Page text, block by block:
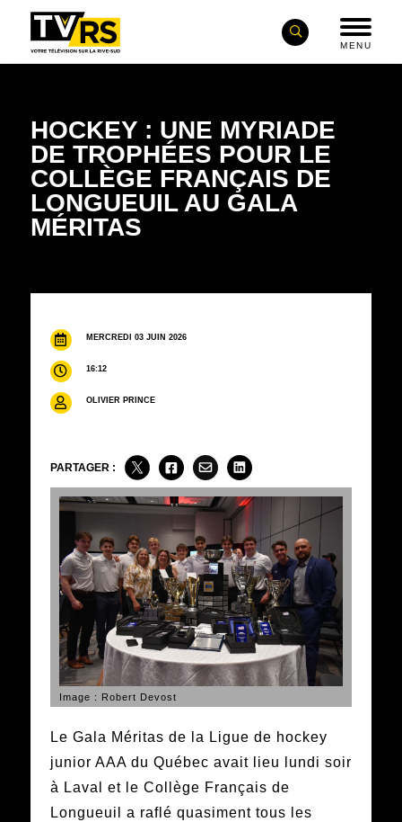
MENU
HOCKEY : UNE MYRIADE
DE TROPHÉES POUR LE
COLLÈGE FRANÇAIS DE
LONGUEUIL AU GALA
MÉRITAS
MERCREDI 03 JUIN 2026
16:12
OLIVIER PRINCE
PARTAGER :
Image : Robert Devost
Le Gala Méritas de la Ligue de hockey
junior AAA du Québec avait lieu lundi soir
à Laval et le Collège Français de
Longueuil a raflé quasiment tous les